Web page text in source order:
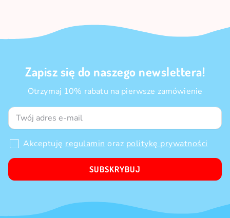
Zapisz się do naszego newslettera!
Otrzymaj 10% rabatu na pierwsze zamówienie
Akceptuję regulamin oraz politykę prywatności
SUBSKRYBUJ